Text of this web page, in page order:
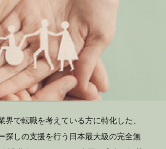
界で転職を考えている方に特化した、
探しの支援を行う日本最大級の完全無